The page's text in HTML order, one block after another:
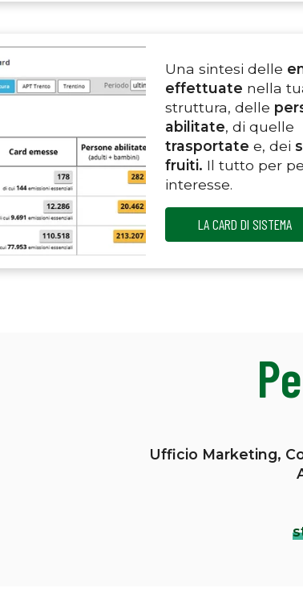
Una sintesi delle
effettuate nella
struttura, delle
abilitate, di quelle
trasportate e, dei
fruiti. Il tutto per
interesse.
LA CARD DI SISTEMA
Ufficio Marketing,